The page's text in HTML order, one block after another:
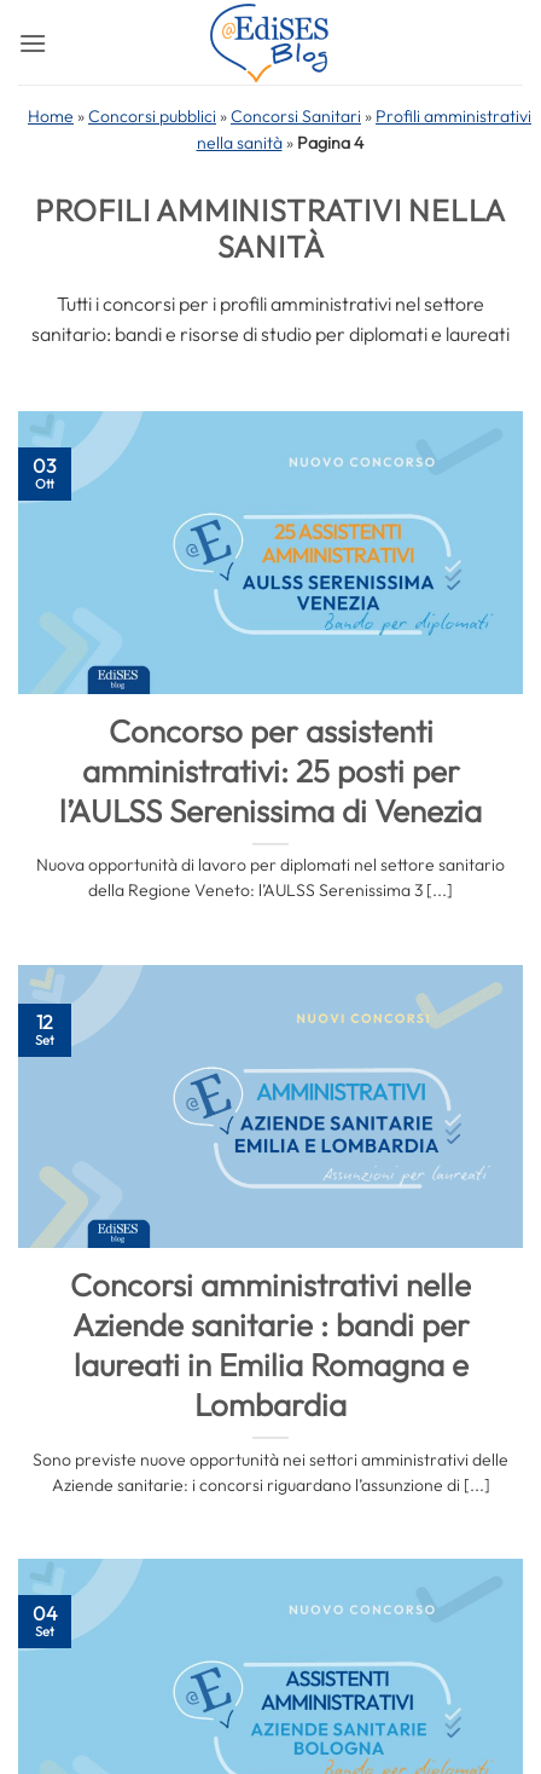
Home »Concorsi pubblici »Concorsi Sanitari » Profili amministrativi
nella sanità» Pagina 4
PROFILI AMMINISTRATIVI NELLA
SANITÀ
Tutti i concorsi per i profili amministrativi nel settore
sanitario: bandi e risorse di studio per diplomati e laureati
Concorso per assistenti
amministrativi: 25 posti per
l’AULSS Serenissima di Venezia
Nuova opportunità di lavoro per diplomati nel settore sanitario
della Regione Veneto: l’AULSS Serenissima 3 [...]
03
Ott
Concorsi amministrativi nelle
Aziende sanitarie : bandi per
laureati in Emilia Romagna e
Lombardia
Sono previste nuove opportunità nei settori amministrativi delle
Aziende sanitarie: i concorsi riguardano l’assunzione di [...]
12
Set
04
Set